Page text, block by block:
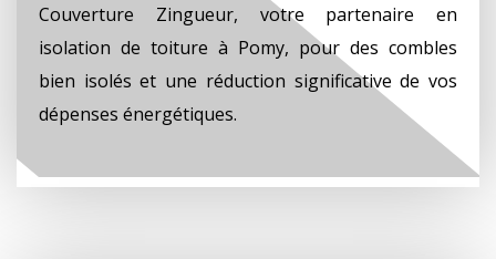
Couverture Zingueur, votre partenaire en
isolation de toiture à Pomy, pour des combles
bien isolés et une réduction significative de vos
dépenses énergétiques.